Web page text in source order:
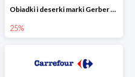
Obiadki i deserki marki Gerber do -25%
25%